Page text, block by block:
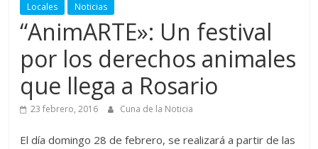
Locales Noticias
“AnimARTE»: Un festival
por los derechos animales
que llega a Rosario
23 febrero, 2016 Cuna de la Noticia
El día domingo 28 de febrero, se realizará a partir de las